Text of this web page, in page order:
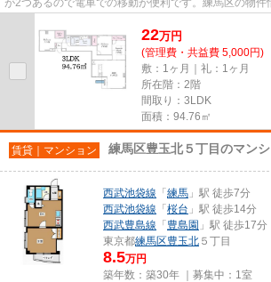
が2つあるので電車での移動が便利です。練馬区の物件
22万円
(管理費・共益費 5,000円)
敷：1ヶ月｜礼：1ヶ月
所在階：2階
間取り：3LDK
面積：94.76㎡
賃貸｜マンション 練馬区豊玉北５丁目のマン
西武池袋線 「 練馬 」駅 徒歩7分
西武池袋線 「 桜台 」駅 徒歩14分
西武豊島線 「 豊島園 」駅 徒歩17分
東京都練馬区豊玉北 ５丁目
8.5万円
築年数：築30年 ｜募集中： 1室